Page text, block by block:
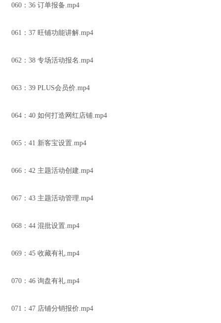
060：36 订单报备.mp4
061：37 旺铺功能讲解.mp4
062：38 专场活动报名.mp4
063：39 PLUS会员价.mp4
064：40 如何打造网红店铺.mp4
065：41 新客宝设置.mp4
066：42 主题活动创建.mp4
067：43 主题活动管理.mp4
068：44 混批设置.mp4
069：45 收藏有礼.mp4
070：46 询盘有礼.mp4
071：47 店铺分销报价.mp4